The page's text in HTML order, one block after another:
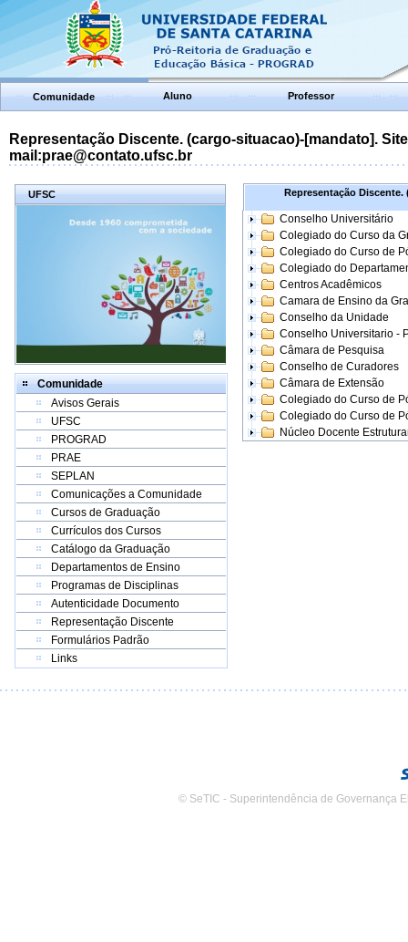
Comunidade Aluno Professor
Representação Discente. (cargo-situacao)-[mandato].
mail:prae@contato.ufsc.br
UFSC
Comunidade
Avisos Gerais
UFSC
PROGRAD
PRAE
SEPLAN
Comunicações a Comunidade
Cursos de Graduação
Currículos dos Cursos
Catálogo da Graduação
Departamentos de Ensino
Programas de Disciplinas
Autenticidade Documento
Representação Discente
Formulários Padrão
Links
Representação Discente.
Conselho Universitário
Colegiado do Curso da
Colegiado do Curso de
Colegiado do
Centros Acadêmicos
Camara de Ensino da
Conselho da Unidade
Conselho Universitario -
Câmara de Pesquisa
Conselho de Curadores
Câmara de Extensão
Colegiado do Curso de
Colegiado do Curso de
Núcleo Docente
© SeTIC - Superintendência de Governança